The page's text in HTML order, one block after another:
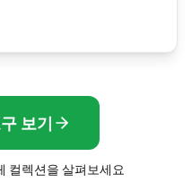
보기
컬렉션을 살펴보세요